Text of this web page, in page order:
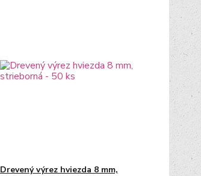
Drevený výrez hviezda 8 mm,